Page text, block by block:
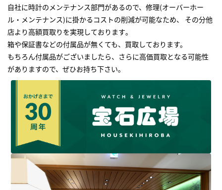
自社に時計のメンテナンス部門があるので、修理(オーバーホー
ル・メンテナンス)に掛かるコストの削減が可能なため、 その分他
店より高額買取りを実現しております｡
箱や保証書などの付属品が無くても、買取しております。
もちろん付属品がございましたら、さらに高価買取となる可能性
がありますので、ぜひお持ち下さい｡